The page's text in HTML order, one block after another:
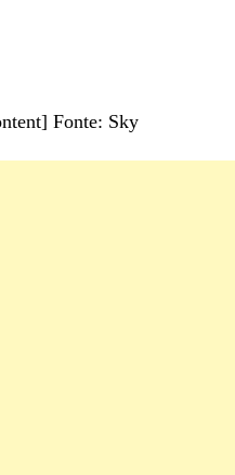
Fonte: Sky